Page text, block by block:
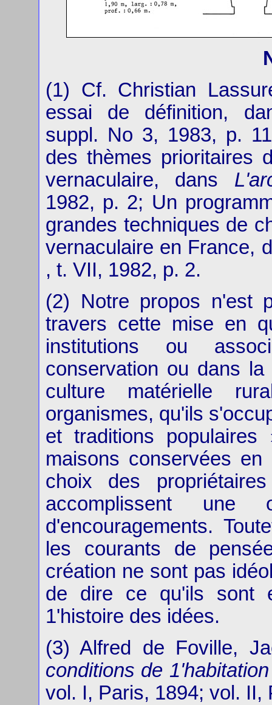
(1) Cf. Christian
essai de définition,
suppl. No 3, 1983, p.
des thèmes prioritaires
vernaculaire, dans
1982, p. 2; Un
grandes techniques de
vernaculaire en France,
, t. VII, 1982, p. 2.
(2) Notre propos n'est
travers cette mise en
institutions ou
conservation ou dans
culture matérielle
organismes, qu'ils
et traditions
maisons conservées
choix des
accomplissent
d'encouragements.
les courants de
création ne sont pas
de dire ce qu'ils sont
1'histoire des idées.
(3) Alfred de Foville,
conditions de
vol. I, Paris, 1894; vol. II,